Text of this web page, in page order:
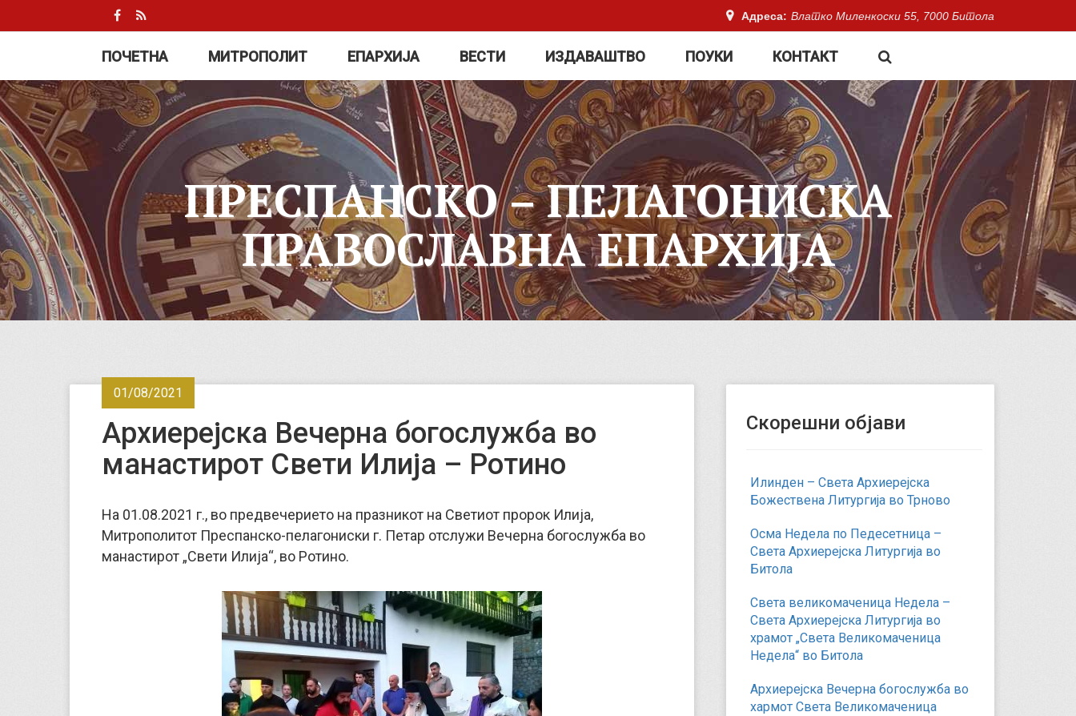
Адреса: Влатко Миленкоски 55, 7000 Битола
ПОЧЕТНА МИТРОПОЛИТ ЕПАРХИЈА ВЕСТИ ИЗДАВАШТВО ПОУКИ КОНТАКТ
ПРЕСПАНСКО – ПЕЛАГОНИСКА
ПРАВОСЛАВНА ЕПАРХИЈА
01/08/2021
Архиерејска Вечерна богослужба во
манастирот Свети Илија – Ротино
На 01.08.2021 г., во предвечерието на празникот на Светиот пророк Илија,
Митрополитот Преспанско-пелагониски г. Петар отслужи Вечерна богослужба во
манастирот „Свети Илија“, во Ротино.
Скорешни објави
Илинден – Света Архиерејска
Божествена Литургија во Трново
Осма Недела по Педесетница –
Света Архиерејска Литургија во
Битола
Света великомаченица Недела –
Света Архиерејска Литургија во
храмот „Света Великомаченица
Недела“ во Битола
Архиерејска Вечерна богослужба во
хармот Света Великомаченица